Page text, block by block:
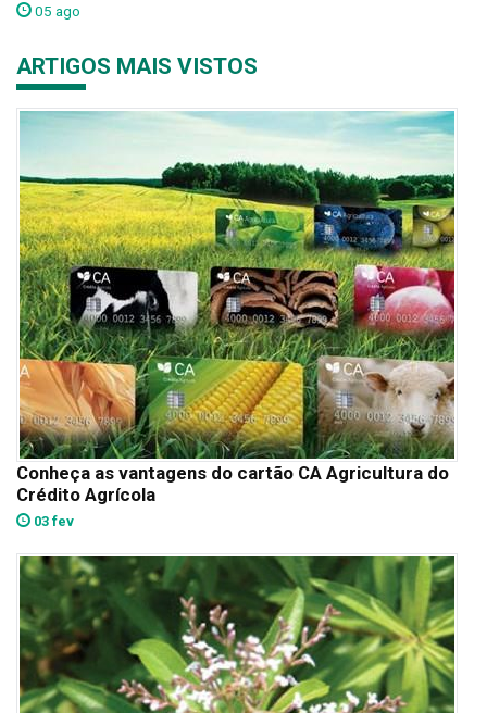
05 ago
ARTIGOS MAIS VISTOS
Conheça as vantagens do cartão CA Agricultura do
Crédito Agrícola
03 fev